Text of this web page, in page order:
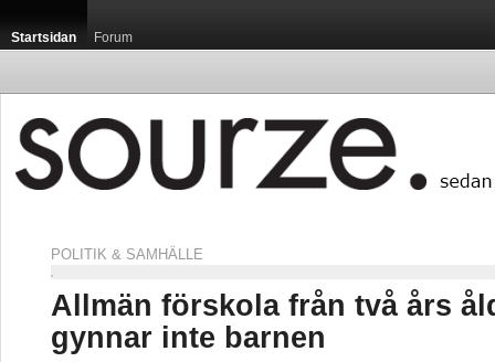
Startsidan Forum
POLITIK & SAMHÄLLE
Allmän förskola från två års
gynnar inte barnen